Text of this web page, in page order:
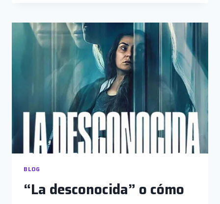
ODA
ESPACIAL
AMISTAD
BLOG
“La desconocida” o cómo